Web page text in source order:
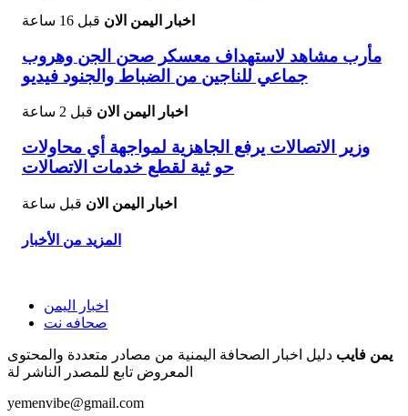
اخبار اليمن الان قبل 16 ساعة
مأرب مشاهد لاستهداف معسكر صحن الجن وهروب
جماعي للناجين من الضباط والجنود فيديو
اخبار اليمن الان قبل 2 ساعة
وزير الاتصالات يرفع الجاهزية لمواجهة أي محاولات
حو ثية لقطع خدمات الاتصالات
اخبار اليمن الان قبل ساعة
المزيد من الأخبار
اخبار اليمن
صحافه نت
يمن فايب دليل اخبار الصحافة اليمنية من مصادر متعددة والمحتوى
المعروض تابع للمصدر الناشر لة
yemenvibe@gmail.com